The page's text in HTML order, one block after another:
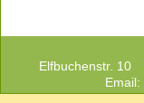
Elfbuchenstr. 10
Email: